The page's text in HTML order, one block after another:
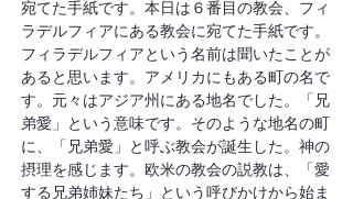
宛てた手紙です。本日は６番目の教会、フィ
ラデルフィアにある教会に宛てた手紙です。
フィラデルフィアという名前は聞いたことが
あると思います。アメリカにもある町の名で
す。元々はアジア州にある地名でした。「兄
弟愛」という意味です。そのような地名の町
に、「兄弟愛」と呼ぶ教会が誕生した。神の
摂理を感じます。欧米の教会の説教は、「愛
する兄弟姉妹たち」という呼びかけから始ま